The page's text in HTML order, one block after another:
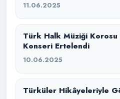
11.06.2025
Türk Halk Müziği Korosu
Konseri Ertelendi
10.06.2025
Türküler Hikâyeleriyle